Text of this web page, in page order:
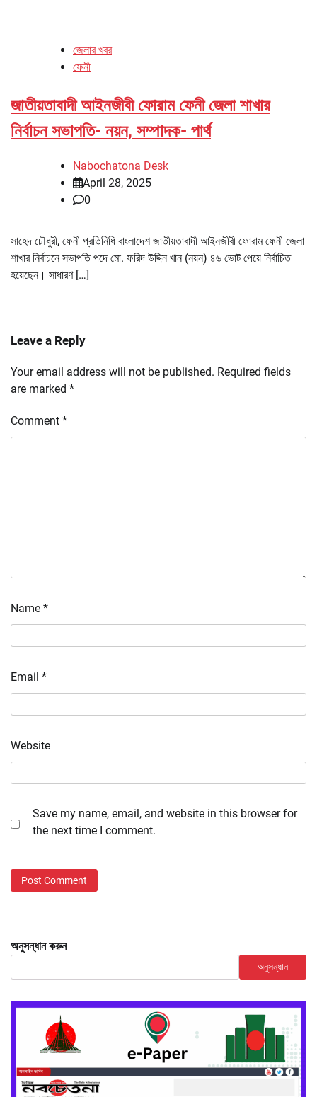
জেলার খবর
ফেনী
জাতীয়তাবাদী আইনজীবী ফোরাম ফেনী জেলা শাখার
নির্বাচন সভাপতি- নয়ন, সম্পাদক- পার্থ
Nabochatona Desk
April 28, 2025
0
সাহেদ চৌধুরী, ফেনী প্রতিনিধি বাংলাদেশ জাতীয়তাবাদী আইনজীবী ফোরাম ফেনী জেলা
শাখার নির্বাচনে সভাপতি পদে মো. ফরিদ উদ্দিন খান (নয়ন) ৪৬ ভোট পেয়ে নির্বাচিত
হয়েছেন। সাধারণ […]
Leave a Reply
Your email address will not be published. Required fields
are marked *
Comment *
Name *
Email *
Website
Save my name, email, and website in this browser for
the next time I comment.
অনুসন্ধান করুন
অনুসন্ধান